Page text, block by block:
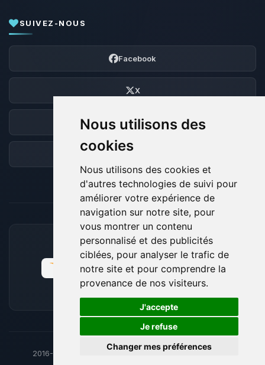
Nous utilisons des
cookies
Nous utilisons des cookies et
d'autres technologies de suivi pour
améliorer votre expérience de
navigation sur notre site, pour
vous montrer un contenu
personnalisé et des publicités
ciblées, pour analyser le trafic de
notre site et pour comprendre la
provenance de nos visiteurs.
J'accepte
Je refuse
Changer mes préférences
SUIVEZ-NOUS
Facebook
X
Discord
Forum
MOYENS DE PAIEMENT ACCEPTÉS
2016-26 © BoxToPlay - ByteLogic tous droits réservés
🍪